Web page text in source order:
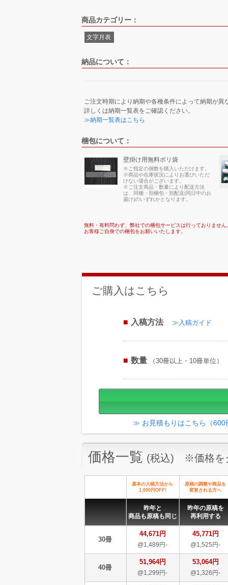
商品カテゴリー：
文字月表
納品について：
ご注文時期により納期や各種条件によって納期が異
詳しくは納期一覧表をご確認ください。
≫納期一覧表はこちら
梱包について：
壁掛け用無料ポリ袋
※ご指定の個数を購入いただけます。
※商品や在庫状況によりお選びいただ
けない場合がございます。
※ご注文商品・数量により配送方法
は、同梱・別梱包・別配送(同日中のお
届け)のいずれかとなります。
無料・有料問わず、弊社での梱包サービスは行っておりません
お客様ご自身での梱包をお願いいたします。
ご購入はこちら
入稿方法 ≫入稿ガイド
数量 （30冊以上・10冊単位）
≫ お見積もりはこちら（600
価格一覧 (税込) ※価格を
基本の入稿方法から
1,000円OFF!
原稿の調整や商品を
変更される方へ
昨年と
商品も原稿も同じ
昨年の原稿を
再利用する
30冊
44,671円
@1,489円-
45,771円
@1,525円-
40冊
51,964円
@1,299円-
53,064円
@1,326円-